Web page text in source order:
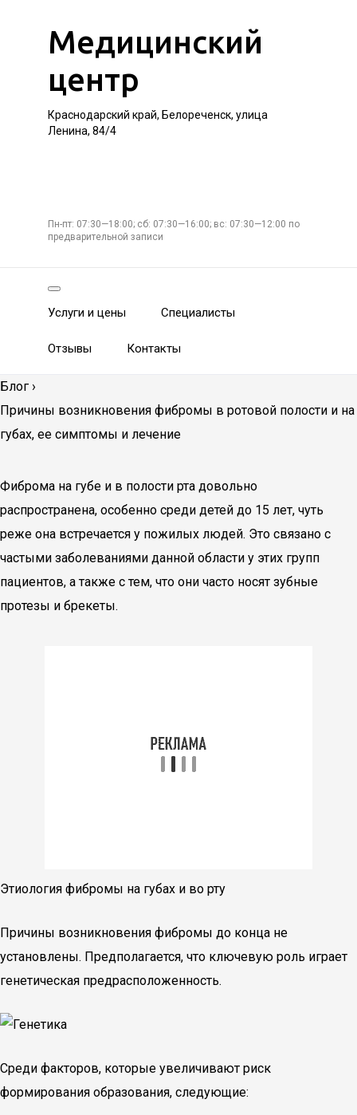
Медицинский
центр
Краснодарский край, Белореченск, улица
Ленина, 84/4
Пн-пт: 07:30—18:00; сб: 07:30—16:00; вс: 07:30—12:00 по
предварительной записи
Услуги и цены Специалисты
Отзывы Контакты
Блог ›
Причины возникновения фибромы в ротовой полости и на
губах, ее симптомы и лечение
Фиброма на губе и в полости рта довольно
распространена, особенно среди детей до 15 лет, чуть
реже она встречается у пожилых людей. Это связано с
частыми заболеваниями данной области у этих групп
пациентов, а также с тем, что они часто носят зубные
протезы и брекеты.
Этиология фибромы на губах и во рту
Причины возникновения фибромы до конца не
установлены. Предполагается, что ключевую роль играет
генетическая предрасположенность.
Среди факторов, которые увеличивают риск
формирования образования, следующие: